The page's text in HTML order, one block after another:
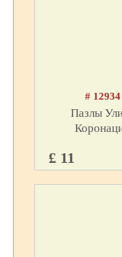
# 12934
Пазлы
£ 11